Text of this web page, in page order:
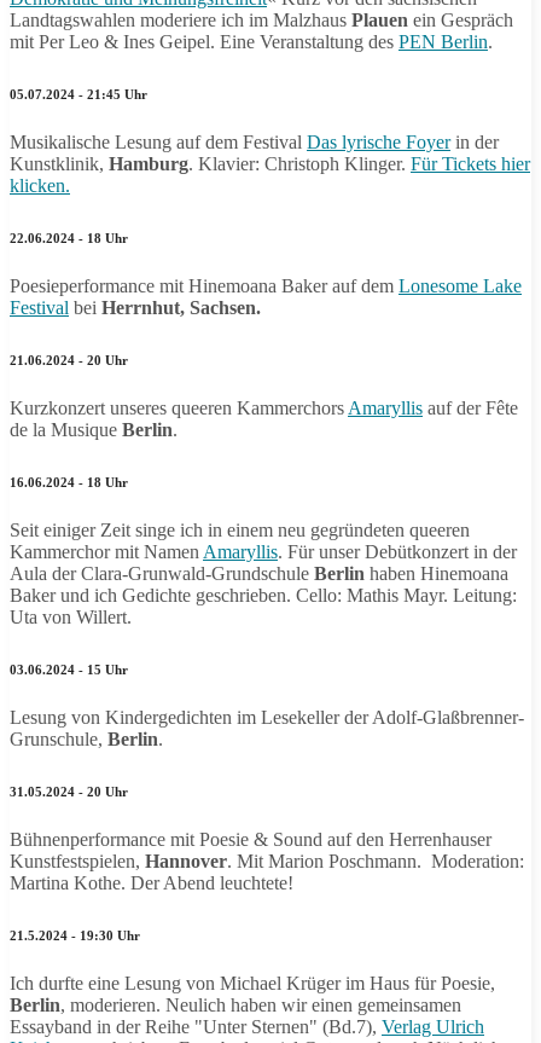
Landtagswahlen moderiere ich im Malzhaus Plauen ein Gespräch
mit Per Leo & Ines Geipel. Eine Veranstaltung des PEN Berlin.
05.07.2024 - 21:45 Uhr
Musikalische Lesung auf dem Festival Das lyrische Foyerin der
Kunstklinik, Hamburg. Klavier: Christoph Klinger. Für Tickets hier
klicken.
22.06.2024 - 18 Uhr
Poesieperformance mit Hinemoana Baker auf dem Lonesome Lake
Festival bei Herrnhut, Sachsen.
21.06.2024 - 20 Uhr
Kurzkonzert unseres queeren Kammerchors Amaryllis auf der Fête
de la Musique Berlin.
16.06.2024 - 18 Uhr
Seit einiger Zeit singe ich in einem neu gegründeten queeren
Kammerchor mit Namen Amaryllis. Für unser Debütkonzert in der
Aula der Clara-Grunwald-Grundschule Berlin haben Hinemoana
Baker und ich Gedichte geschrieben. Cello: Mathis Mayr. Leitung:
Uta von Willert.
03.06.2024 - 15 Uhr
Lesung von Kindergedichten im Lesekeller der Adolf-Glaßbrenner-
Grunschule, Berlin.
31.05.2024 - 20 Uhr
Bühnenperformance mit Poesie & Sound auf den Herrenhauser
Kunstfestspielen, Hannover. Mit Marion Poschmann. Moderation:
Martina Kothe. Der Abend leuchtete!
21.5.2024 - 19:30 Uhr
Ich durfte eine Lesung von Michael Krüger im Haus für Poesie,
Berlin, moderieren. Neulich haben wir einen gemeinsamen
Essayband in der Reihe "Unter Sternen" (Bd.7), Verlag Ulrich